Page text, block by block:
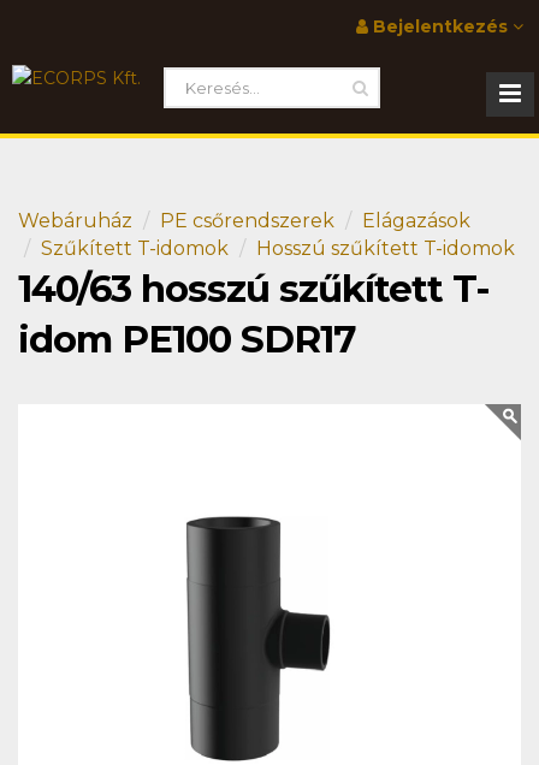
Bejelentkezés
Webáruház PE csőrendszerek
Elágazások
Szűkített T-idomok
Hosszú szűkített T-idomok
140/63 hosszú szűkített T-
idom PE100 SDR17